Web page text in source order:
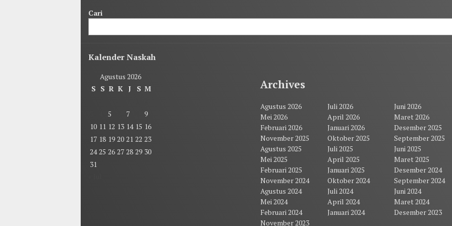
Cari
Kalender Naskah
Agustus 2026
S S R K J S M
5 7
9
10 11 12 13 14 15 16
17 18 19 20 21 22 23
24 25 26 27 28 29 30
31
Archives
Agustus 2026 Juli 2026
Juni 2026
Mei 2026
April 2026
Maret 2026
Februari 2026
Januari 2026
Desember 2025
November 2025
Oktober 2025
September 2025
Agustus 2025
Juli 2025
Juni 2025
Mei 2025
April 2025
Maret 2025
Februari 2025
Januari 2025
Desember 2024
November 2024
Oktober 2024
September 2024
Agustus 2024
Juli 2024
Juni 2024
Mei 2024
April 2024
Maret 2024
Februari 2024
Januari 2024
Desember 2023
November 2023